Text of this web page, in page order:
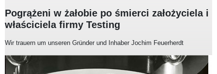
Pogrążeni w żałobie po śmierci założyciela i
właściciela firmy Testing
Wir trauern um unseren Gründer und Inhaber Jochim Feuerherdt